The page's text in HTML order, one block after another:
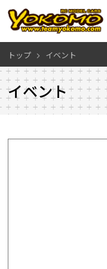
トップ イベント
イベント